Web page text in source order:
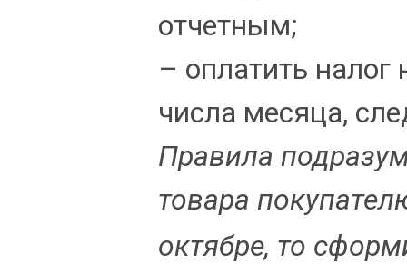
отчетным;
– оплатить
числа месяца,
Правила
товара
октябре, то